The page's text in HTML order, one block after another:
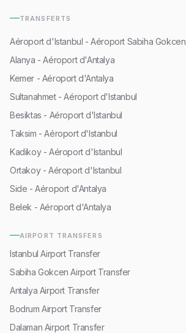
TRANSFERTS
Aéroport d'Istanbul - Aéroport Sabiha Gokcen
Alanya - Aéroport d'Antalya
Kemer - Aéroport d'Antalya
Sultanahmet - Aéroport d'Istanbul
Besiktas - Aéroport d'Istanbul
Taksim - Aéroport d'Istanbul
Kadikoy - Aéroport d'Istanbul
Ortakoy - Aéroport d'Istanbul
Side - Aéroport d'Antalya
Belek - Aéroport d'Antalya
AIRPORT TRANSFERS
Istanbul Airport Transfer
Sabiha Gokcen Airport Transfer
Antalya Airport Transfer
Bodrum Airport Transfer
Dalaman Airport Transfer